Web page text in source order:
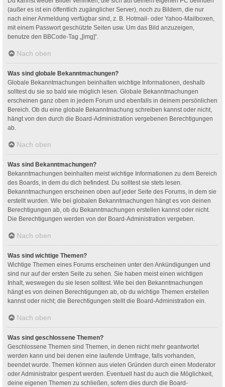
(außer es ist ein öffentlich zugänglicher Server), noch zu Bildern, die nur
nach einer Anmeldung verfügbar sind, z. B. Hotmail- oder Yahoo-Mailboxen,
mit einem Passwort geschützte Seiten usw. Um das Bild anzuzeigen,
benutze den BBCode-Tag „[img]“.
Nach oben
Was sind globale Bekanntmachungen?
Globale Bekanntmachungen beinhalten wichtige Informationen, deshalb
solltest du sie so bald wie möglich lesen. Globale Bekanntmachungen
erscheinen ganz oben in jedem Forum und ebenfalls in deinem persönlichen
Bereich. Ob du eine globale Bekanntmachung schreiben kannst oder nicht,
hängt von den durch die Board-Administration vergebenen Berechtigungen
ab.
Nach oben
Was sind Bekanntmachungen?
Bekanntmachungen beinhalten meist wichtige Informationen zu dem Bereich
des Boards, in dem du dich befindest. Du solltest sie stets lesen.
Bekanntmachungen erscheinen oben auf jeder Seite des Forums, in dem sie
erstellt wurden. Wie bei globalen Bekanntmachungen hängt es von deinen
Berechtigungen ab, ob du Bekanntmachungen erstellen kannst oder nicht.
Die Berechtigungen werden von der Board-Administration vergeben.
Nach oben
Was sind wichtige Themen?
Wichtige Themen eines Forums erscheinen unter den Ankündigungen und
sind nur auf der ersten Seite zu sehen. Sie haben meist einen wichtigen
Inhalt, weswegen du sie lesen solltest. Wie bei den Bekanntmachungen
hängt es von deinen Berechtigungen ab, ob du wichtige Themen erstellen
kannst oder nicht; die Berechtigungen stellt die Board-Administration ein.
Nach oben
Was sind geschlossene Themen?
Geschlossene Themen sind Themen, in denen nicht mehr geantwortet
werden kann und bei denen eine laufende Umfrage, falls vorhanden,
beendet wurde. Themen können aus vielen Gründen durch einen Moderator
oder Administrator gesperrt werden. Eventuell hast du auch die Möglichkeit,
deine eigenen Themen zu schließen, sofern dies durch die Board-